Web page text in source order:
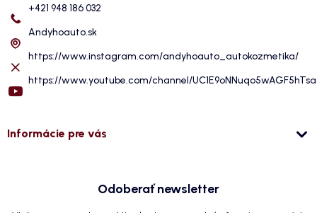
+421 948 186 032
Andyhoauto.sk
https://www.instagram.com/andyhoauto_autokozmetika/
https://www.youtube.com/channel/
Informácie pre vás
Odoberať newsletter